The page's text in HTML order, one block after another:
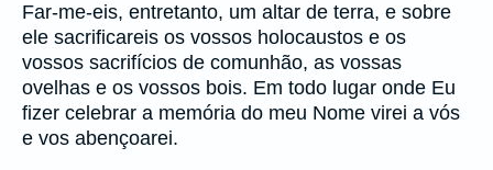
Far-me-eis, entretanto, um altar de terra, e sobre
ele sacrificareis os vossos holocaustos e os
vossos sacrifícios de comunhão, as vossas
ovelhas e os vossos bois. Em todo lugar onde Eu
fizer celebrar a memória do meu Nome virei a vós
e vos abençoarei.